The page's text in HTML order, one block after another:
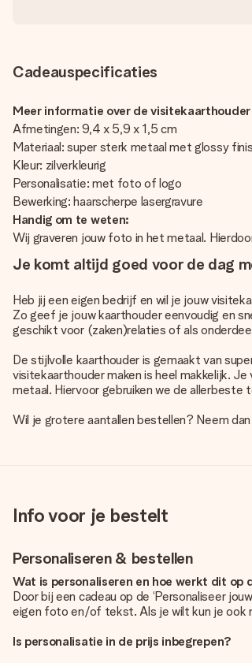
Cadeauspecificaties
Meer informatie over de
Afmetingen: 9,4 x 5,9 x 1,5 cm
Materiaal: super sterk metaal met glossy
Kleur: zilverkleurig
Personalisatie: met foto of logo
Bewerking: haarscherpe lasergravure
Handig om te weten:
Wij graveren jouw foto in het metaal.
Je komt altijd goed voor de dag
Heb jij een eigen bedrijf en wil je jouw
Zo geef je jouw kaarthouder eenvoudig en
geschikt voor (zaken)relaties of als
De stijlvolle kaarthouder is gemaakt van
visitekaarthouder maken is heel makkelijk.
metaal. Hiervoor gebruiken we de allerbeste
Wil je grotere aantallen bestellen? Neem
Info voor je bestelt
Personaliseren & bestellen
Wat is personaliseren en hoe werkt dit op
Door bij een cadeau op de ‘Personaliseer
eigen foto en/of tekst. Als je wilt kun je ook
Is personalisatie in de prijs inbegrepen?